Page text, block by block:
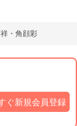
・角顔彩
ぐ新規会員登録